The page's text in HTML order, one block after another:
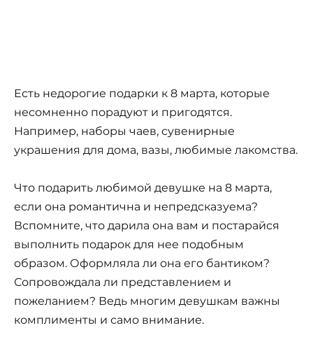
Есть недорогие подарки к 8 марта, которые
несомненно порадуют и пригодятся.
Например, наборы чаев, сувенирные
украшения для дома, вазы, любимые лакомства.
Что подарить любимой девушке на 8 марта,
если она романтична и непредсказуема?
Вспомните, что дарила она вам и постарайся
выполнить подарок для нее подобным
образом. Оформляла ли она его бантиком?
Сопровождала ли представлением и
пожеланием? Ведь многим девушкам важны
комплименты и само внимание.